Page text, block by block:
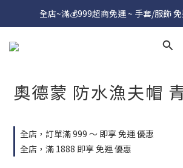
全店~滿💰999超商免運 ~ 手套/服飾
奧德蒙 防水漁夫帽
全店，訂單滿 999 ～ 即享 免運 優惠
全店，滿 1888 即享 免運 優惠